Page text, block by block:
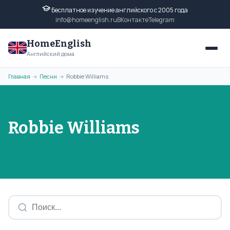
Бесплатное изучение английского с 2005 года
info@homeenglish.ruВКонтактеTelegram
HomeEnglish
Английский дома
Главная → Песни → Robbie Williams
Robbie Williams